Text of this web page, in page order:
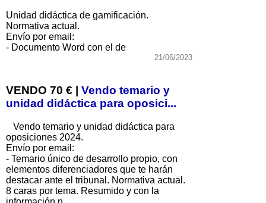
Unidad didáctica de gamificación.
Normativa actual.
Envío por email:
- Documento Word con el de
21/06/2023
VENDO 70 € | Vendo temario y
unidad didáctica para oposici...
Vendo temario y unidad didáctica para
oposiciones 2024.
Envío por email:
- Temario único de desarrollo propio, con
elementos diferenciadores que te harán
destacar ante el tribunal. Normativa actual.
8 caras por tema. Resumido y con la